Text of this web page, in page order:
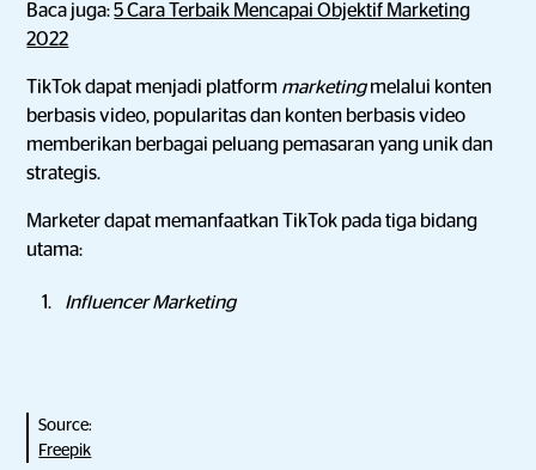
Baca juga:5 Cara Terbaik Mencapai Objektif Marketing
2022
TikTok dapat menjadi platform marketingmelalui konten
berbasis video, popularitas dan konten berbasis video
memberikan berbagai peluang pemasaran yang unik dan
strategis.
Marketer dapat memanfaatkan TikTok pada tiga bidang
utama:
Influencer Marketing
Source:
Freepik